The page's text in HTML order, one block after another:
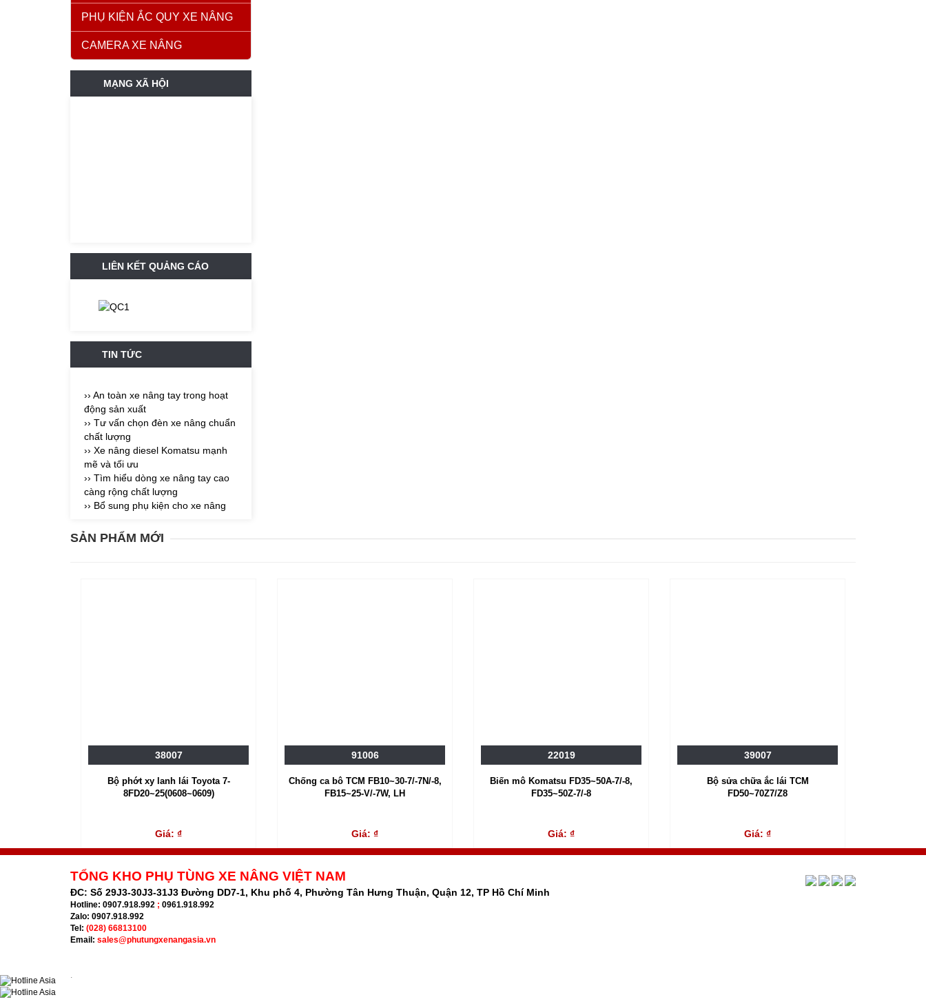
PHỤ KIỆN ẮC QUY XE NÂNG
CAMERA XE NÂNG
MẠNG XÃ HỘI
LIÊN KẾT QUẢNG CÁO
TIN TỨC
›› An toàn xe nâng tay trong hoạt
động sản xuất
›› Tư vấn chọn đèn xe nâng chuẩn
chất lượng
›› Xe nâng diesel Komatsu mạnh
mẽ và tối ưu
›› Tìm hiểu dòng xe nâng tay cao
càng rộng chất lượng
›› Bổ sung phụ kiện cho xe nâng
SẢN PHẨM MỚI
38007
Bộ phớt xy lanh lái Toyota 7-
8FD20~25(0608~0609)
Giá: ₫
91006
Chống ca bô TCM FB10~30-7/-7N/-8,
FB15~25-V/-7W, LH
Giá: ₫
22019
Biến mô Komatsu FD35~50A-7/-8,
FD35~50Z-7/-8
Giá: ₫
39007
Bộ sửa chữa ắc lái TCM
FD50~70Z7/Z8
Giá: ₫
TỔNG KHO PHỤ TÙNG XE NÂNG VIỆT NAM
ĐC: Số 29J3-30J3-31J3 Đường DD7-1, Khu phố 4, Phường Tân Hưng Thuận, Quận 12, TP Hồ Chí Minh
Hotline: 0907.918.992 ; 0961.918.992
Zalo: 0907.918.992
Tel: (028) 66813100
Email: sales@phutungxenangasia.vn
.